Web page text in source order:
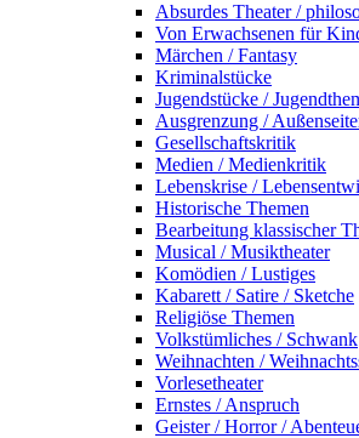
Absurdes Theater /
Von Erwachsenen für
Märchen / Fantasy
Kriminalstücke
Jugendstücke /
Ausgrenzung /
Gesellschaftskritik
Medien / Medienkritik
Lebenskrise /
Historische Themen
Bearbeitung klassischer
Musical / Musiktheater
Komödien / Lustiges
Kabarett / Satire / Sketche
Religiöse Themen
Volkstümliches / Schwank
Weihnachten /
Vorlesetheater
Ernstes / Anspruch
Geister / Horror /